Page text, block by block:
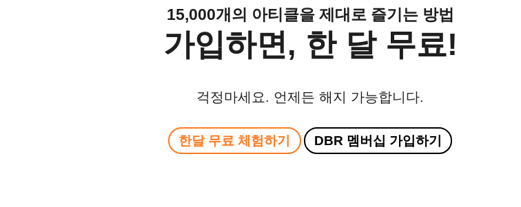
15,000개의 아티클을 제대로 즐기는 방법
가입하면, 한 달 무료!
걱정마세요. 언제든 해지 가능합니다.
한달 무료 체험하기 DBR 멤버십 가입하기